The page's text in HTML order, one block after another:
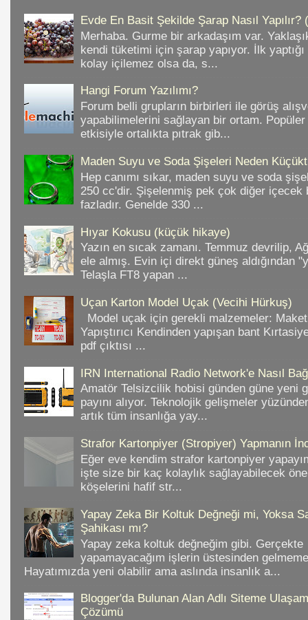
Evde En Basit Şekilde Şarap Nasıl Yapılır?
Merhaba. Gurme bir arkadaşım var.
kendi tüketimi için şarap yapıyor. İlk
kolay içilemez olsa da, s...
Hangi Forum Yazılımı?
Forum belli grupların birbirleri ile görüş
yapabilimelerini sağlayan bir ortam. Popüler
etkisiyle ortalıkta pıtrak gib...
Maden Suyu ve Soda Şişeleri Neden
Hep canımı sıkar, maden suyu ve soda
250 cc'dir. Şişelenmiş pek çok diğer içecek
fazladır. Genelde 330 ...
Hıyar Kokusu (küçük hikaye)
Yazın en sıcak zamanı. Temmuz devrilip,
ele almış. Evin içi direkt güneş aldığından
Telaşla FT8 yapan ...
Uçan Karton Model Uçak (Vecihi Hürkuş)
Model uçak için gerekli malzemeler: Maket
Yapıştırıcı Kendinden yapışan bant
pdf çıktısı ...
IRN International Radio Network'e Nasıl
Amatör Telsizcilik hobisi günden güne yeni
payını alıyor. Teknolojik gelişmeler
artık tüm insanlığa yay...
Strafor Kartonpiyer (Stropiyer) Yapmanın
Eğer eve kendim strafor kartonpiyer
işte size bir kaç kolaylık sağlayabilecek
köşelerini hafif str...
Yapay Zeka Bir Koltuk Değneği mi, Yoksa
Şahikası mı?
Yapay zeka koltuk değneğim gibi. Gerçekte
yapamayacağım işlerin üstesinden
Hayatımızda yeni olabilir ama aslında insanlık a...
Blogger'da Bulunan Alan Adlı Siteme
Çözümü